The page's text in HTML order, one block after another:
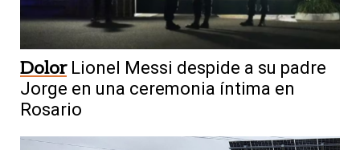
Dolor Lionel Messi despide a su padre
Jorge en una ceremonia íntima en
Rosario